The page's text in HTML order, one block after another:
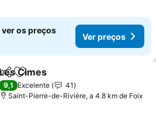
ver os preços
Ver preços
PartilharAdicionar aos favoritos
Les Cimes
9,1 Excelente
41
Saint-Pierre-de-Rivière, a 4.8 km de Foix